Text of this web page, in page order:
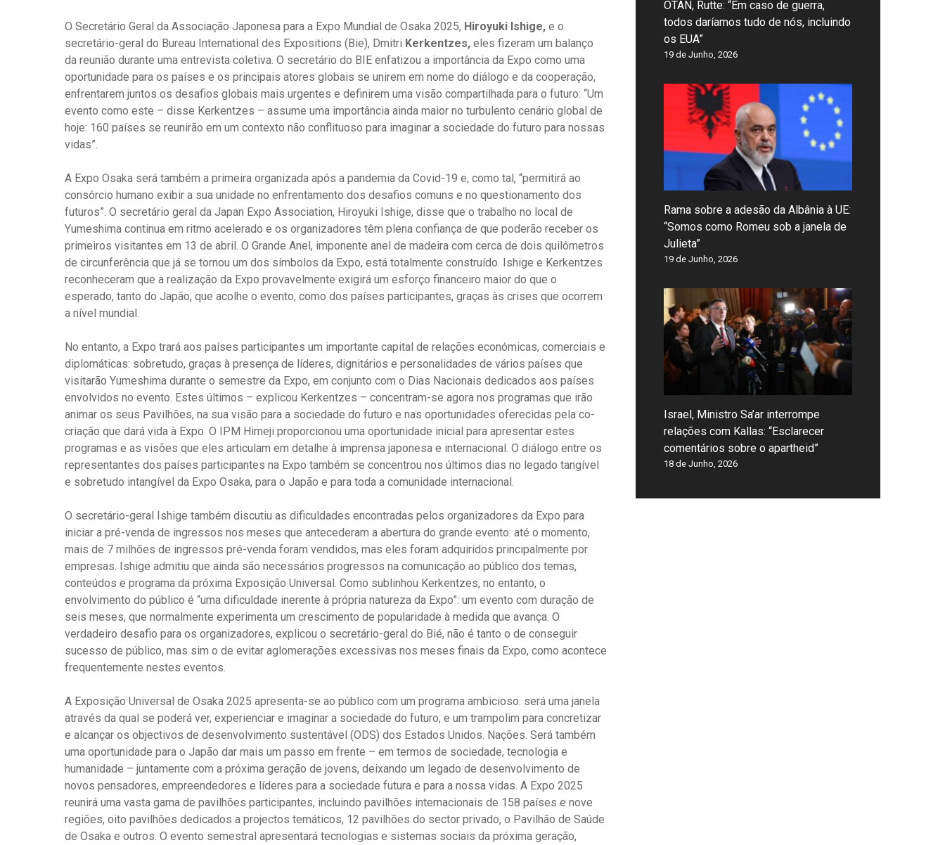
O Secretário Geral da Associação Japonesa para a Expo Mundial de Osaka 2025, Hiroyuki Ishige, e o
secretário-geral do Bureau International des Expositions (Bie), Dmitri Kerkentzes, eles fizeram um balanço
da reunião durante uma entrevista coletiva. O secretário do BIE enfatizou a importância da Expo como uma
oportunidade para os países e os principais atores globais se unirem em nome do diálogo e da cooperação,
enfrentarem juntos os desafios globais mais urgentes e definirem uma visão compartilhada para o futuro: “Um
evento como este – disse Kerkentzes – assume uma importância ainda maior no turbulento cenário global de
hoje: 160 países se reunirão em um contexto não conflituoso para imaginar a sociedade do futuro para nossas
vidas”.
A Expo Osaka será também a primeira organizada após a pandemia da Covid-19 e, como tal, “permitirá ao
consórcio humano exibir a sua unidade no enfrentamento dos desafios comuns e no questionamento dos
futuros”. O secretário geral da Japan Expo Association, Hiroyuki Ishige, disse que o trabalho no local de
Yumeshima continua em ritmo acelerado e os organizadores têm plena confiança de que poderão receber os
primeiros visitantes em 13 de abril. O Grande Anel, imponente anel de madeira com cerca de dois quilômetros
de circunferência que já se tornou um dos símbolos da Expo, está totalmente construído. Ishige e Kerkentzes
reconheceram que a realização da Expo provavelmente exigirá um esforço financeiro maior do que o
esperado, tanto do Japão, que acolhe o evento, como dos países participantes, graças às crises que ocorrem
a nível mundial.
No entanto, a Expo trará aos países participantes um importante capital de relações económicas, comerciais e
diplomáticas: sobretudo, graças à presença de líderes, dignitários e personalidades de vários países que
visitarão Yumeshima durante o semestre da Expo, em conjunto com o Dias Nacionais dedicados aos países
envolvidos no evento. Estes últimos – explicou Kerkentzes – concentram-se agora nos programas que irão
animar os seus Pavilhões, na sua visão para a sociedade do futuro e nas oportunidades oferecidas pela co-
criação que dará vida à Expo. O IPM Himeji proporcionou uma oportunidade inicial para apresentar estes
programas e as visões que eles articulam em detalhe à imprensa japonesa e internacional. O diálogo entre os
representantes dos países participantes na Expo também se concentrou nos últimos dias no legado tangível
e sobretudo intangível da Expo Osaka, para o Japão e para toda a comunidade internacional.
O secretário-geral Ishige também discutiu as dificuldades encontradas pelos organizadores da Expo para
iniciar a pré-venda de ingressos nos meses que antecederam a abertura do grande evento: até o momento,
mais de 7 milhões de ingressos pré-venda foram vendidos, mas eles foram adquiridos principalmente por
empresas. Ishige admitiu que ainda são necessários progressos na comunicação ao público dos temas,
conteúdos e programa da próxima Exposição Universal. Como sublinhou Kerkentzes, no entanto, o
envolvimento do público é “uma dificuldade inerente à própria natureza da Expo”: um evento com duração de
seis meses, que normalmente experimenta um crescimento de popularidade à medida que avança. O
verdadeiro desafio para os organizadores, explicou o secretário-geral do Bié, não é tanto o de conseguir
sucesso de público, mas sim o de evitar aglomerações excessivas nos meses finais da Expo, como acontece
frequentemente nestes eventos.
A Exposição Universal de Osaka 2025 apresenta-se ao público com um programa ambicioso: será uma janela
através da qual se poderá ver, experienciar e imaginar a sociedade do futuro, e um trampolim para concretizar
e alcançar os objectivos de desenvolvimento sustentável (ODS) dos Estados Unidos. Nações. Será também
uma oportunidade para o Japão dar mais um passo em frente – em termos de sociedade, tecnologia e
humanidade – juntamente com a próxima geração de jovens, deixando um legado de desenvolvimento de
novos pensadores, empreendedores e líderes para a sociedade futura e para a nossa vidas. A Expo 2025
reunirá uma vasta gama de pavilhões participantes, incluindo pavilhões internacionais de 158 países e nove
regiões, oito pavilhões dedicados a projectos temáticos, 12 pavilhões do sector privado, o Pavilhão de Saúde
de Osaka e outros. O evento semestral apresentará tecnologias e sistemas sociais da próxima geração,
OTAN, Rutte: “Em caso de guerra,
todos daríamos tudo de nós, incluindo
os EUA”
19 de Junho, 2026
Rama sobre a adesão da Albânia à UE:
“Somos como Romeu sob a janela de
Julieta”
19 de Junho, 2026
Israel, Ministro Sa’ar interrompe
relações com Kallas: “Esclarecer
comentários sobre o apartheid”
18 de Junho, 2026